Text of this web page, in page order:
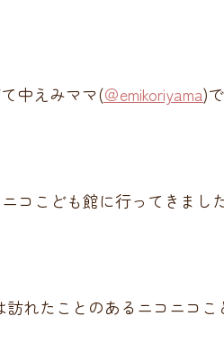
中えみママ(＠emikoriyama)
コこども館に行ってきまし
れたことのあるニコニコ